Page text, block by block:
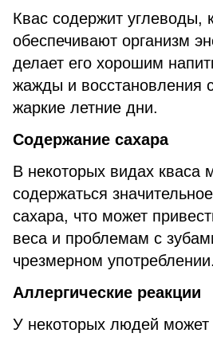
Квас содержит углеводы,
обеспечивают организм
делает его хорошим
жажды и восстановления
жаркие летние дни.
Содержание сахара
В некоторых видах кваса
содержаться
сахара, что может
веса и проблемам с
чрезмерном употреблении.
Аллергические реакции
У некоторых людей может